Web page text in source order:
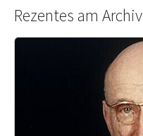
Rezentes am Archiv